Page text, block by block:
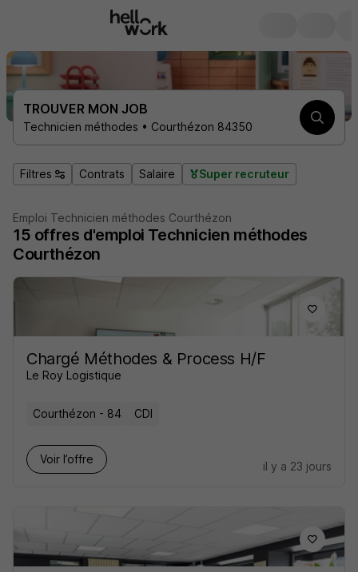
TROUVER MON JOB
Technicien méthodes • Courthézon 84350
Filtres Contrats Salaire Super recruteur
Emploi Technicien méthodes Courthézon
15 offres d'emploi Technicien méthodes
Courthézon
Chargé Méthodes & Process H/F
Le Roy Logistique
Courthézon - 84 CDI
Voir l’offre
il y a 23 jours